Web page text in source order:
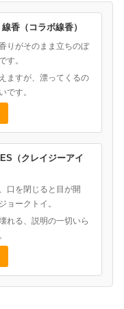
香（コラボ線香）
りがそのまま立ちのぼ
す。
ますが、漂ってくるの
です。
（クレイジーアイ
口を閉じると目が開
ョークトイ。
れる、説明の一切いら